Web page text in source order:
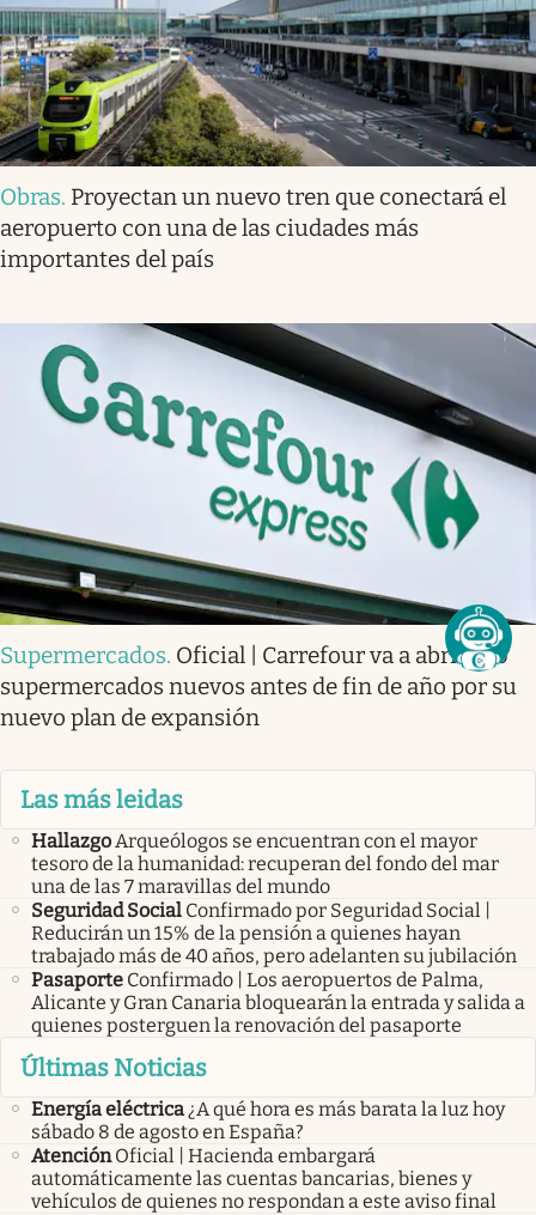
Obras. Proyectan un nuevo tren que conectará el
aeropuerto con una de las ciudades más
importantes del país
Supermercados. Oficial | Carrefour va a abrir 160
supermercados nuevos antes de fin de año por su
nuevo plan de expansión
Las más leidas
HallazgoArqueólogos se encuentran con el mayor
tesoro de la humanidad: recuperan del fondo del mar
una de las 7 maravillas del mundo
Seguridad Social Confirmado por Seguridad Social |
Reducirán un 15% de la pensión a quienes hayan
trabajado más de 40 años, pero adelanten su jubilación
Pasaporte Confirmado | Los aeropuertos de Palma,
Alicante y Gran Canaria bloquearán la entrada y salida a
quienes posterguen la renovación del pasaporte
Últimas Noticias
Energía eléctrica¿A qué hora es más barata la luz hoy
sábado 8 de agosto en España?
Atención Oficial | Hacienda embargará
automáticamente las cuentas bancarias, bienes y
vehículos de quienes no respondan a este aviso final